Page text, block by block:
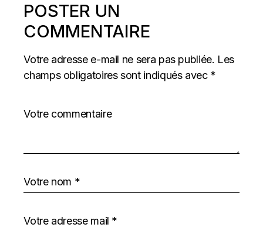
POSTER UN
COMMENTAIRE
Votre adresse e-mail ne sera pas publiée. Les
champs obligatoires sont indiqués avec *